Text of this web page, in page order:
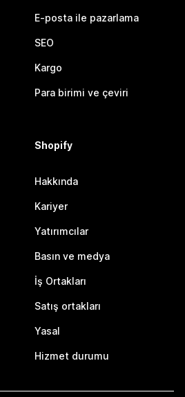
E-posta ile pazarlama
SEO
Kargo
Para birimi ve çeviri
Shopify
Hakkında
Kariyer
Yatırımcılar
Basın ve medya
İş Ortakları
Satış ortakları
Yasal
Hizmet durumu